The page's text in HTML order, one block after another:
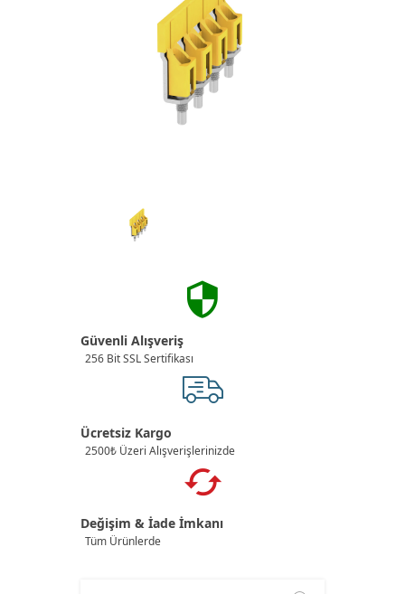
Güvenli Alışveriş
256 Bit SSL Sertifikası
Ücretsiz Kargo
2500₺ Üzeri Alışverişlerinizde
Değişim & İade İmkanı
Tüm Ürünlerde